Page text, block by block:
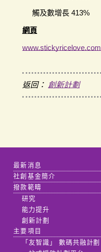
觸及數增長 413%
網頁
www.stickyricelove.com
返回： 創新計劃
最新消息
社創基金簡介
撥款範疇
研究
能力提升
創新計劃
主要項目
「友智識」 數碼共融計劃